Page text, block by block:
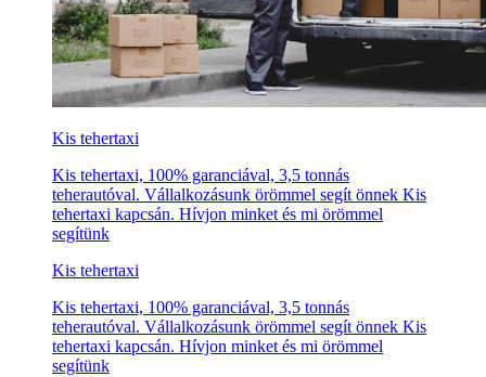
Kis tehertaxi
Kis tehertaxi, 100% garanciával, 3,5 tonnás
teherautóval. Vállalkozásunk örömmel segít önnek Kis
tehertaxi kapcsán. Hívjon minket és mi örömmel
segítünk
Kis tehertaxi
Kis tehertaxi, 100% garanciával, 3,5 tonnás
teherautóval. Vállalkozásunk örömmel segít önnek Kis
tehertaxi kapcsán. Hívjon minket és mi örömmel
segítünk